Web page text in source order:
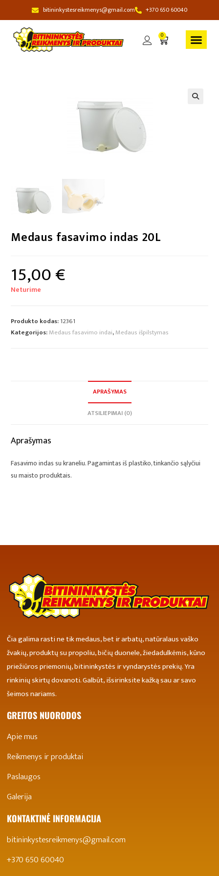
bitininkystesreikmenys@gmail.com +370 650 60040
0
Medaus fasavimo indas 20L
15,00€
Neturime
Produkto kodas:12361
Kategorijos:Medaus fasavimo indai,Medaus išpilstymas
APRAŠYMAS
ATSILIEPIMAI (0)
Aprašymas
Fasavimo indas su kraneliu. Pagamintas iš plastiko, tinkančio sąlyčiui
su maisto produktais.
Čia galima rasti ne tik medaus, bet ir arbatų, natūralaus vaško
žvakių, produktų su propoliu, bičių duonele, žiedadulkėmis, kūno
priežiūros priemonių, bitininkystės ir vyndarystės prekių. Yra
rinkinių skirtų dovanoti. Galbūt, išsirinksite kažką sau ar savo
šeimos nariams.
GREITOS NUORODOS
Apie mus
Reikmenys ir produktai
Paslaugos
Galerija
KONTAKTINĖ INFORMACIJA
bitininkystesreikmenys@gmail.com
+370 650 60040